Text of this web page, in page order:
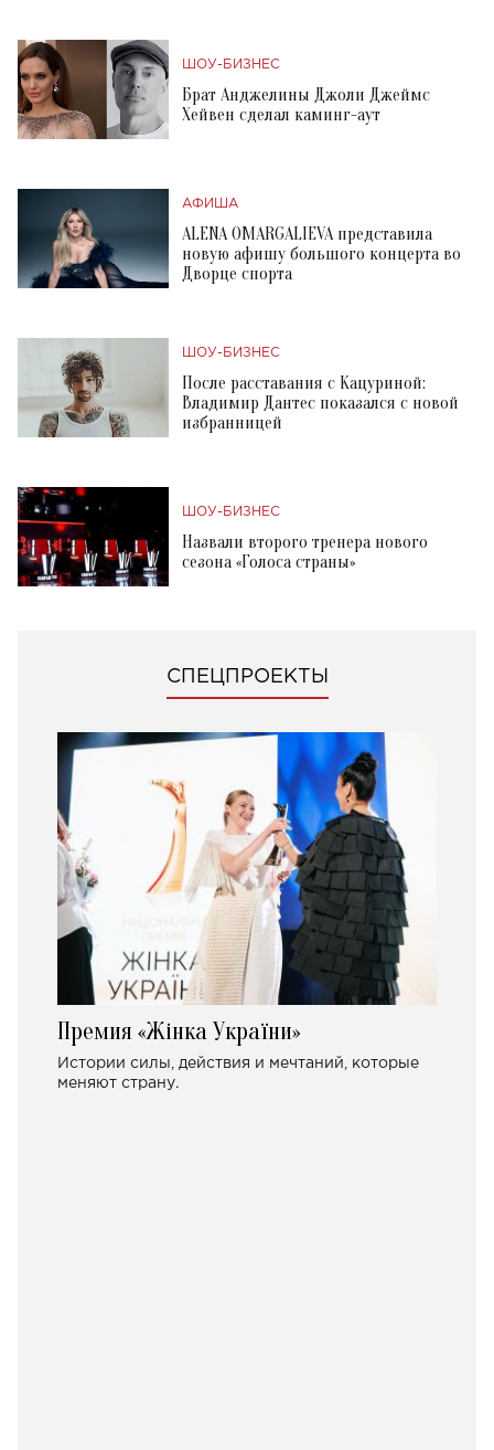
ШОУ-БИЗНЕС
Брат Анджелины Джоли Джеймс
Хейвен сделал каминг-аут
АФИША
ALENA OMARGALIEVA представила
новую афишу большого концерта во
Дворце спорта
ШОУ-БИЗНЕС
После расставания с Кацуриной:
Владимир Дантес показался с новой
избранницей
ШОУ-БИЗНЕС
Назвали второго тренера нового
сезона «Голоса страны»
СПЕЦПРОЕКТЫ
Премия «Жінка України»
Истории силы, действия и мечтаний, которые
меняют страну.